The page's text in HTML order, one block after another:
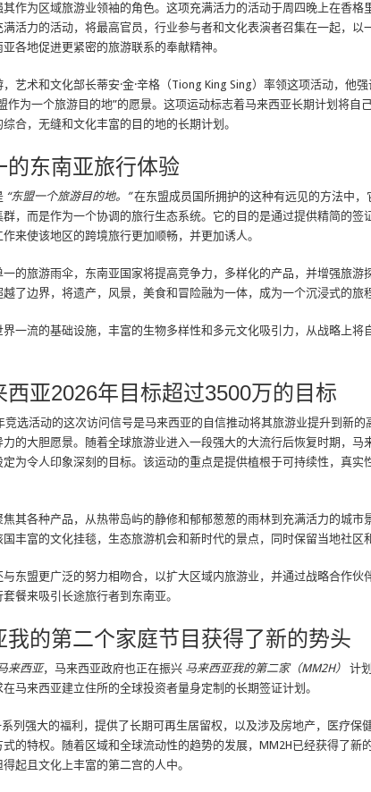
其作为区域旅游业领袖的角色。这项充满活力的活动于周四晚上在香格
满活力的活动，将最高官员，行业参与者和文化表演者召集在一起，以
各地促进更紧密的旅游联系的奉献精神。
艺术和文化部长蒂安·金·辛格（Tiong King Sing）率领这项活动，他
作为一个旅游目的地”的愿景。这项运动标志着马来西亚长期计划将自
合，无缝和文化丰富的目的地的长期计划。
的东南亚旅行体验
“东盟一个旅游目的地。”在东盟成员国所拥护的这种有远见的方法中，
，而是作为一个协调的旅行生态系统。它的目的是通过提供精简的签
来使该地区的跨境旅行更加顺畅，并更加诱人。
的旅游雨伞，东南亚国家将提高竞争力，多样化的产品，并增强旅游
了边界，将遗产，风景，美食和冒险融为一体，成为一个沉浸式的旅程
一流的基础设施，丰富的生物多样性和多元文化吸引力，从战略上将
西亚2026年目标超过3500万的目标
竞选活动的这次访问信号是马来西亚的自信推动将其旅游业提升到新的
力的大胆愿景。随着全球旅游业进入一段强大的大流行后恢复时期，马
定为令人印象深刻的目标。该运动的重点是提供植根于可持续性，真实
其各种产品，从热带岛屿的静修和郁郁葱葱的雨林到充满活力的城市
丰富的文化挂毯，生态旅游机会和新时代的景点，同时保留当地社区
与东盟更广泛的努力相吻合，以扩大区域内旅游业，并通过战略合作伙
餐来吸引长途旅行者到东南亚。
我的第二个家庭节目获得了新的势头
来西亚，马来西亚政府也正在振兴 马来西亚我的第二家（MM2H）
计
马来西亚建立住所的全球投资者量身定制的长期签证计划。
列强大的福利，提供了长期可再生居留权，以及涉及房地产，医疗保
的特权。随着区域和全球流动性的趋势的发展，MM2H已经获得了新
起且文化上丰富的第二宫的人中。